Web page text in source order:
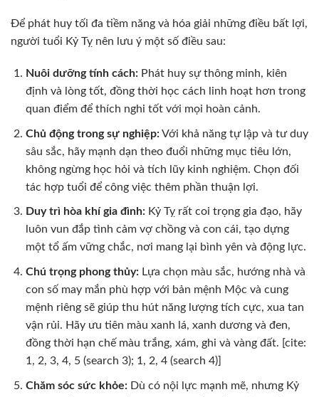
Để phát huy tối đa tiềm năng và hóa giải những điều bất lợi,
người tuổi Kỷ Tỵ nên lưu ý một số điều sau:
Nuôi dưỡng tính cách:Phát huy sự thông minh, kiên
định và lòng tốt, đồng thời học cách linh hoạt hơn trong
quan điểm để thích nghi tốt với mọi hoàn cảnh.
Chủ động trong sự nghiệp:Với khả năng tự lập và tư duy
sâu sắc, hãy mạnh dạn theo đuổi những mục tiêu lớn,
không ngừng học hỏi và tích lũy kinh nghiệm. Chọn đối
tác hợp tuổi để công việc thêm phần thuận lợi.
Duy trì hòa khí gia đình:Kỷ Tỵ rất coi trọng gia đạo, hãy
luôn vun đắp tình cảm vợ chồng và con cái, tạo dựng
một tổ ấm vững chắc, nơi mang lại bình yên và động lực.
Chú trọng phong thủy:Lựa chọn màu sắc, hướng nhà và
con số may mắn phù hợp với bản mệnh Mộc và cung
mệnh riêng sẽ giúp thu hút năng lượng tích cực, xua tan
vận rủi. Hãy ưu tiên màu xanh lá, xanh dương và đen,
đồng thời hạn chế màu trắng, xám, ghi và vàng đất. [cite:
1, 2, 3, 4, 5 (search 3); 1, 2, 4 (search 4)]
Chăm sóc sức khỏe:Dù có nội lực mạnh mẽ, nhưng Kỷ